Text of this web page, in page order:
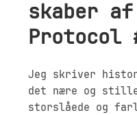
skaber
Protocol
Jeg skriver
det nære og
storslåede og